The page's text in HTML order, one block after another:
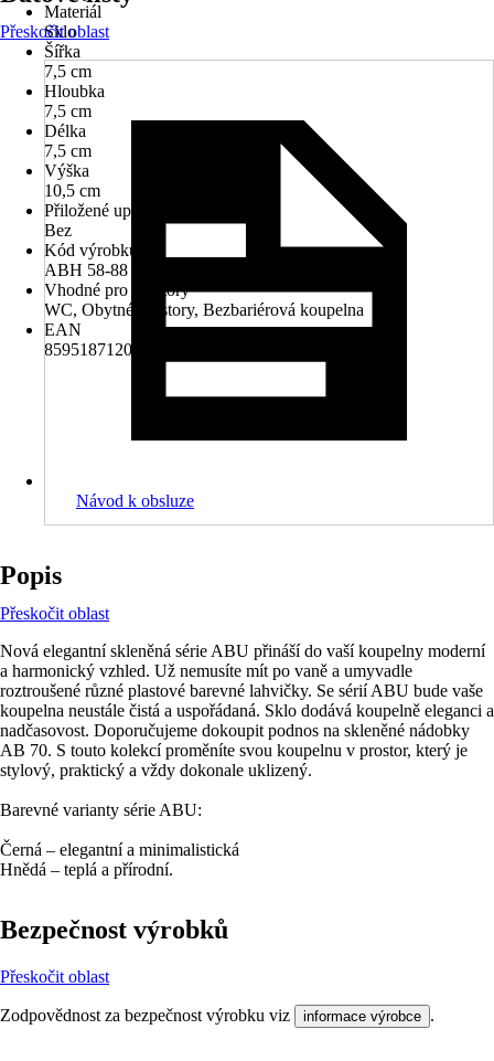
Materiál
Sklo
Šířka
7,5 cm
Hloubka
7,5 cm
Délka
7,5 cm
Výška
10,5 cm
Přiložené upevnění
Bez
Kód výrobku
ABH 58-88
Vhodné pro prostory
WC, Obytné prostory, Bezbariérová koupelna
EAN
8595187120860
Přeskočit oblast
Návod k obsluze
Popis
Přeskočit oblast
Nová elegantní skleněná série ABU přináší do vaší koupelny moderní
a harmonický vzhled. Už nemusíte mít po vaně a umyvadle
roztroušené různé plastové barevné lahvičky. Se sérií ABU bude vaše
koupelna neustále čistá a uspořádaná. Sklo dodává koupelně eleganci a
nadčasovost. Doporučujeme dokoupit podnos na skleněné nádobky
AB 70. S touto kolekcí proměníte svou koupelnu v prostor, který je
stylový, praktický a vždy dokonale uklizený.
Barevné varianty série ABU:
Černá – elegantní a minimalistická
Hnědá – teplá a přírodní.
Bezpečnost výrobků
Přeskočit oblast
Zodpovědnost za bezpečnost výrobku viz informace výrobce .